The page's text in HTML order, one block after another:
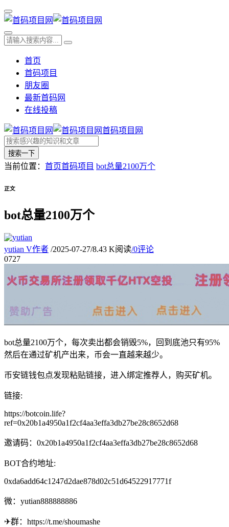
首页
首码项目
朋友圈
最新首码网
在线投稿
首码项目网
搜索一下
当前位置： 首页首码项目 bot总量2100万个
正文
bot总量2100万个
yutian V作者 /2025-07-27/8.43 K阅读/0评论
0727
bot总量2100万个，每次卖出都会销毁5%，回到底池只有95%
然后在通过矿机产出来，币会一直越来越少。
币安链钱包点发现粘贴链接，进入绑定推荐人，购买矿机。
链接:
https://botcoin.life?
ref=0x20b1a4950a1f2cf4aa3effa3db27be28c8652d68
邀请码：0x20b1a4950a1f2cf4aa3effa3db27be28c8652d68
BOT合约地址:
0xda6add64c1247d2dae878d02c51d64522917771f
微：yutian888888886
✈群：https://t.me/shoumashe